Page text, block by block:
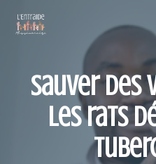
Sauver des
les rats